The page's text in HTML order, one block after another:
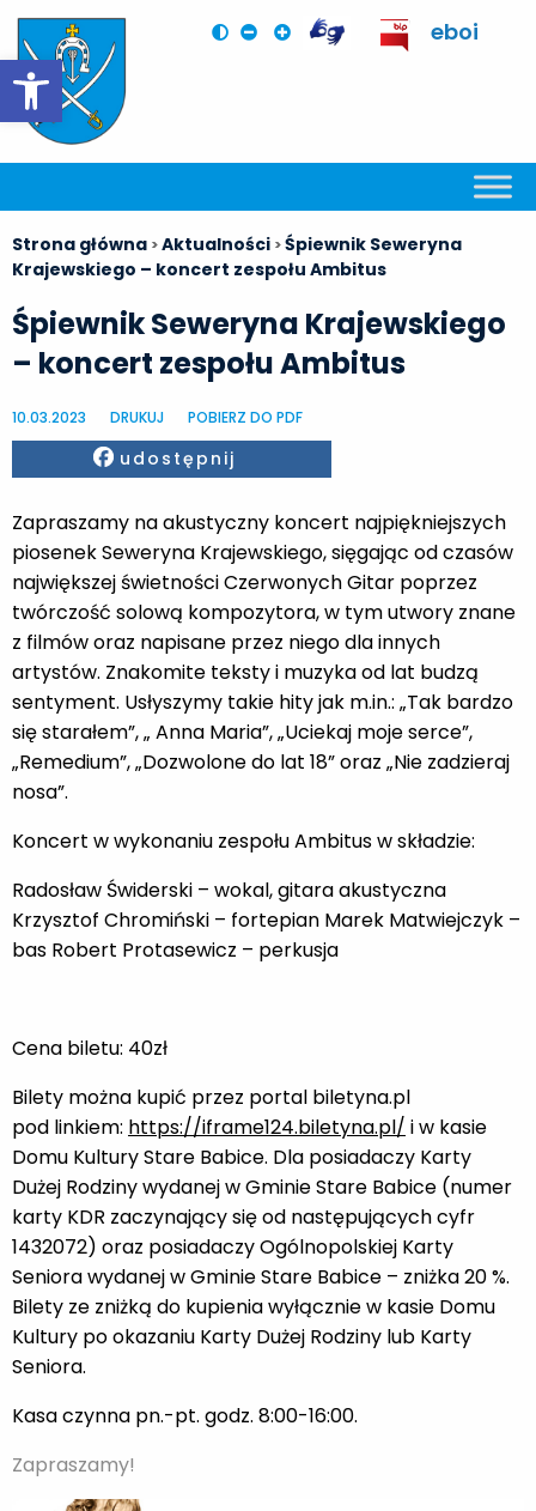
Otwórz pasek narzędzi
eboi
Strona główna >Aktualności >Śpiewnik Seweryna
Krajewskiego – koncert zespołu Ambitus
Śpiewnik Seweryna Krajewskiego
– koncert zespołu Ambitus
10.03.2023 DRUKUJ POBIERZ DO PDF
Facebook
udostępnij
Zapraszamy na akustyczny koncert najpiękniejszych
piosenek Seweryna Krajewskiego, sięgając od czasów
największej świetności Czerwonych Gitar poprzez
twórczość solową kompozytora, w tym utwory znane
z filmów oraz napisane przez niego dla innych
artystów. Znakomite teksty i muzyka od lat budzą
sentyment. Usłyszymy takie hity jak m.in.: „Tak bardzo
się starałem”, „ Anna Maria”, „Uciekaj moje serce”,
„Remedium”, „Dozwolone do lat 18” oraz „Nie zadzieraj
nosa”.
Koncert w wykonaniu zespołu Ambitus w składzie:
Radosław Świderski – wokal, gitara akustyczna
Krzysztof Chromiński – fortepian Marek Matwiejczyk –
bas Robert Protasewicz – perkusja
Cena biletu: 40zł
Bilety można kupić przez portal biletyna.pl
pod linkiem: https://iframe124.biletyna.pl/ i w kasie
Domu Kultury Stare Babice. Dla posiadaczy Karty
Dużej Rodziny wydanej w Gminie Stare Babice (numer
karty KDR zaczynający się od następujących cyfr
1432072) oraz posiadaczy Ogólnopolskiej Karty
Seniora wydanej w Gminie Stare Babice – zniżka 20 %.
Bilety ze zniżką do kupienia wyłącznie w kasie Domu
Kultury po okazaniu Karty Dużej Rodziny lub Karty
Seniora.
Kasa czynna pn.-pt. godz. 8:00-16:00.
Zapraszamy!